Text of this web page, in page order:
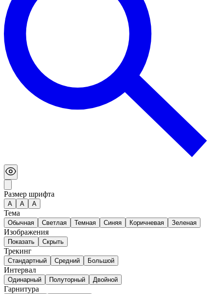
Размер шрифта
А A A
Тема
Обычная Светлая Темная Синяя Коричневая Зеленая
Изображения
Показать Скрыть
Трекинг
Стандартный Средний Большой
Интервал
Одинарный Полуторный Двойной
Гарнитура